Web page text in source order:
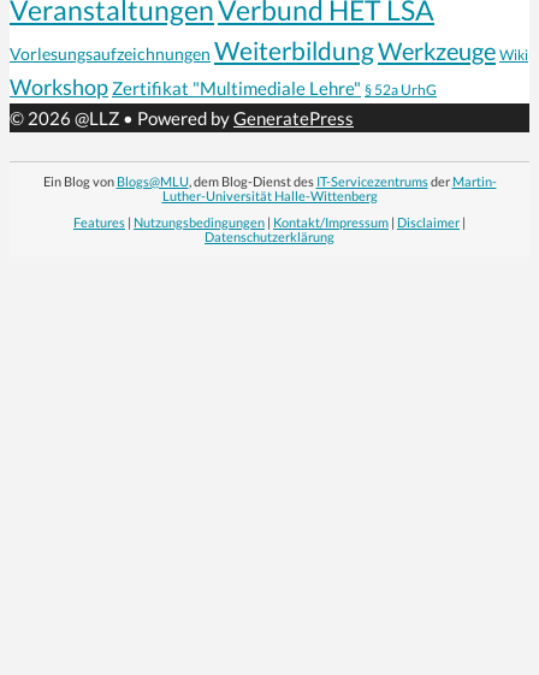
VeranstaltungenVerbund HET LSA
Vorlesungsaufzeichnungen WeiterbildungWerkzeuge Wiki
Workshop Zertifikat "Multimediale Lehre" § 52a UrhG
© 2026 @LLZ • Powered byGeneratePress
Ein Blog von Blogs@MLU, dem Blog-Dienst des IT-Servicezentrumsder Martin-
Luther-Universität Halle-Wittenberg
Features | Nutzungsbedingungen | Kontakt/Impressum | Disclaimer |
Datenschutzerklärung